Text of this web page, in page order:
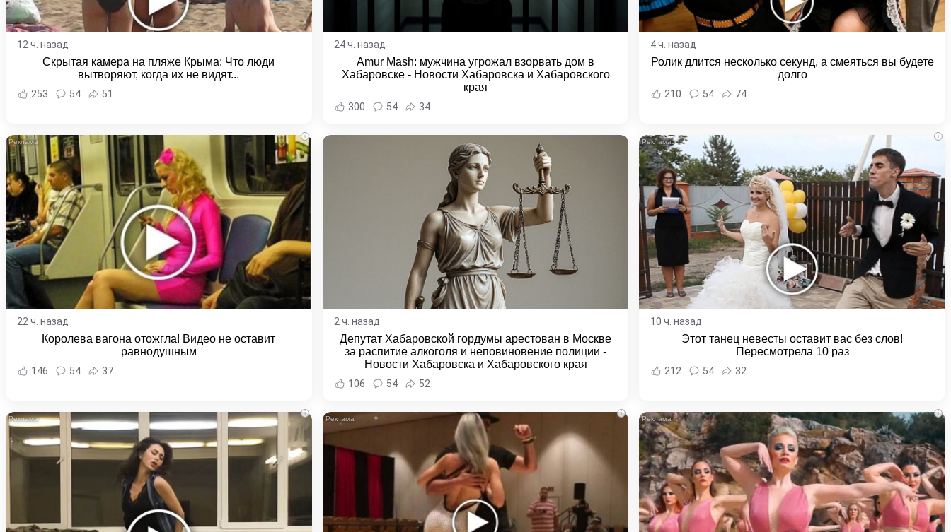
12 ч. назад
Скрытая камера на пляже Крыма: Что люди
вытворяют, когда их не видят...
253 54 51
24 ч. назад
Amur Mash: мужчина угрожал взорвать дом в
Хабаровске - Новости Хабаровска и Хабаровского
края
300 54 34
4 ч. назад
Ролик длится несколько секунд, а смеяться вы будете
долго
210 54 74
i
22 ч. назад
Королева вагона отожгла! Видео не оставит
равнодушным
146 54 37
2 ч. назад
Депутат Хабаровской гордумы арестован в Москве
за распитие алкоголя и неповиновение полиции -
Новости Хабаровска и Хабаровского края
106 54 52
i
10 ч. назад
Этот танец невесты оставит вас без слов!
Пересмотрела 10 раз
212 54 32
i i i